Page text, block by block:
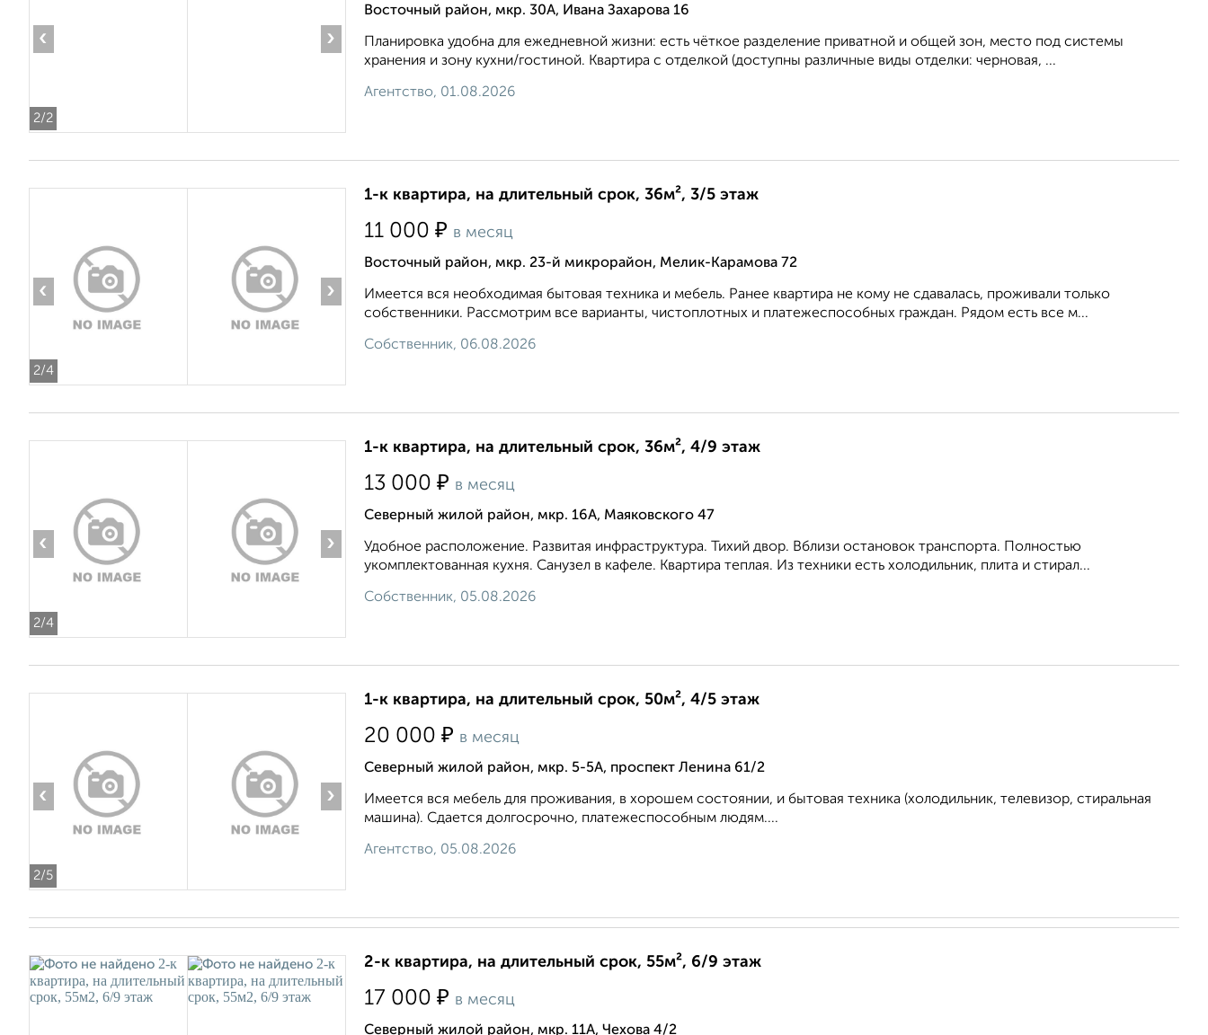
2/2
‹ ›
Восточный район, мкр. 30А, Ивана Захарова 16
Планировка удобна для ежедневной жизни: есть чёткое разделение приватной и общей зон, место под системы
хранения и зону кухни/гостиной. Квартира с отделкой (доступны различные виды отделки: черновая, ...
Агентство, 01.08.2026
2/4
‹ ›
1-к квартира, на длительный срок, 36м², 3/5 этаж
11 000 ₽ в месяц
Восточный район, мкр. 23-й микрорайон, Мелик-Карамова 72
Имеется вся необходимая бытовая техника и мебель. Ранее квартира не кому не сдавалась, проживали только
собственники. Рассмотрим все варианты, чистоплотных и платежеспособных граждан. Рядом есть все м...
Собственник, 06.08.2026
2/4
‹ ›
1-к квартира, на длительный срок, 36м², 4/9 этаж
13 000 ₽ в месяц
Северный жилой район, мкр. 16А, Маяковского 47
Удобное расположение. Развитая инфраструктура. Тихий двор. Вблизи остановок транспорта. Полностью
укомплектованная кухня. Санузел в кафеле. Квартира теплая. Из техники есть холодильник, плита и стирал...
Собственник, 05.08.2026
2/5
‹ ›
1-к квартира, на длительный срок, 50м², 4/5 этаж
20 000 ₽ в месяц
Северный жилой район, мкр. 5-5А, проспект Ленина 61/2
Имеется вся мебель для проживания, в хорошем состоянии, и бытовая техника (холодильник, телевизор, стиральная
машина). Сдается долгосрочно, платежеспособным людям....
Агентство, 05.08.2026
2-к квартира, на длительный срок, 55м², 6/9 этаж
17 000 ₽ в месяц
Северный жилой район, мкр. 11А, Чехова 4/2